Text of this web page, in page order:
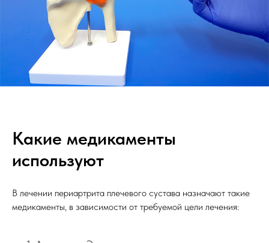
Какие медикаменты
используют
В лечении периартрита плечевого сустава назначают такие
медикаменты, в зависимости от требуемой цели лечения: